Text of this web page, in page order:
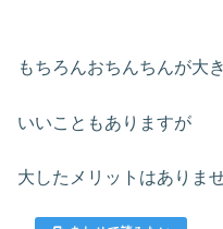
もちろんおちんちんが大
いいこともありますが
大したメリットはありませ